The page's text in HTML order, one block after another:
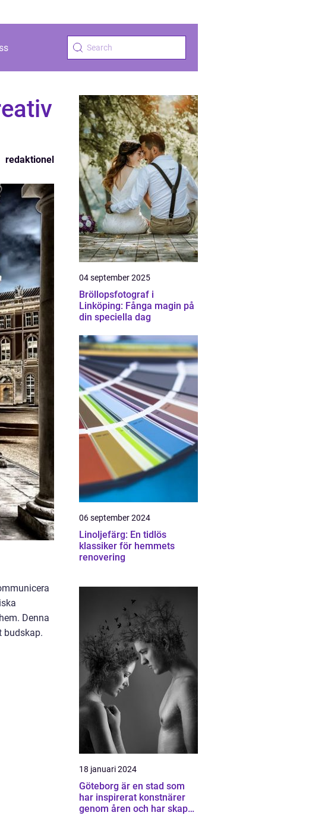
redaktionel
Denna
budskap.
04 september 2025
Bröllopsfotograf i
Linköping: Fånga magin på
din speciella dag
06 september 2024
Linoljefärg: En tidlös
klassiker för hemmets
renovering
18 januari 2024
Göteborg är en stad som
har inspirerat konstnärer
genom åren och har skapat